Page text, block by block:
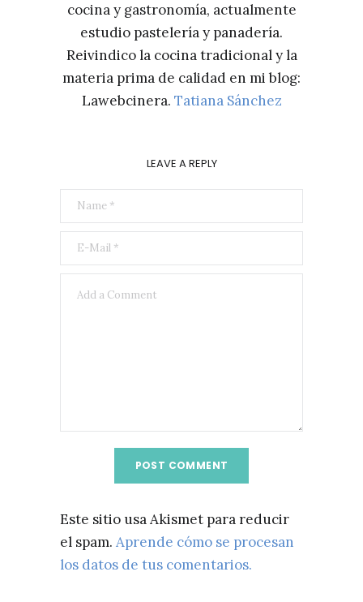
cocina y gastronomía, actualmente
estudio pastelería y panadería.
Reivindico la cocina tradicional y la
materia prima de calidad en mi blog:
Lawebcinera. Tatiana Sánchez
LEAVE A REPLY
Este sitio usa Akismet para reducir
el spam. Aprende cómo se procesan
los datos de tus comentarios.